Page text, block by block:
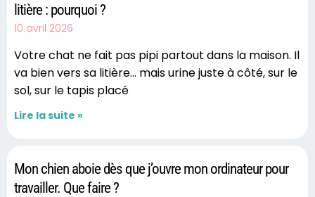
litière : pourquoi ?
10 avril 2026
Votre chat ne fait pas pipi partout dans la maison. Il
va bien vers sa litière… mais urine juste à côté, sur le
sol, sur le tapis placé
Lire la suite »
Mon chien aboie dès que j’ouvre mon ordinateur pour
travailler. Que faire ?